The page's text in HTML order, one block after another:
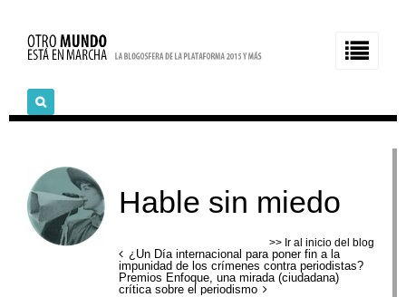
Hable sin miedo
>> Ir al inicio del blog
¿Un Día internacional para poner fin a la
impunidad de los crímenes contra periodistas?
Premios Enfoque, una mirada (ciudadana)
crítica sobre el periodismo